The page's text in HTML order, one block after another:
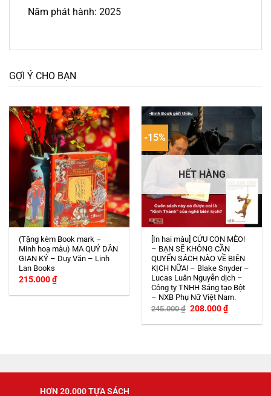
Năm phát hành: 2025
GỢI Ý CHO BẠN
(Tặng kèm Book mark –
Minh hoạ màu) MA QUỶ DÂN
GIAN KÝ – Duy Văn – Linh
Lan Books
215.000₫
-15%
HẾT HÀNG
[In hai màu] CỨU CON MÈO!
– BẠN SẼ KHÔNG CẦN
QUYỂN SÁCH NÀO VỀ BIÊN
KỊCH NỮA! – Blake Snyder –
Lucas Luân Nguyễn dịch –
Công ty TNHH Sáng tạo Bột
– NXB Phụ Nữ Việt Nam.
245.000₫ Giá
là:
208.000₫Giá
hiện
tại
HƠN 20.000 TỰA SÁCH